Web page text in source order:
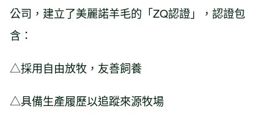
公司，建立了美麗諾羊毛的「ZQ認證」，認證包
含：
△採用自由放牧，友善飼養
△具備生產履歷以追蹤來源牧場